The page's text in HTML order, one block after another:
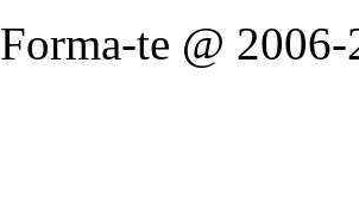
Forma-te @